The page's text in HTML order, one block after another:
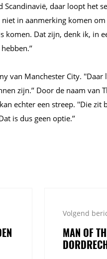
daar loopt het
in aanmerking komen om
komen. Dat zijn, denk ik, in
van Manchester City.
zijn.’’ Door de naam van
echter een streep. ''Die zit
is dus geen optie.’’
Volgend
MAN OF